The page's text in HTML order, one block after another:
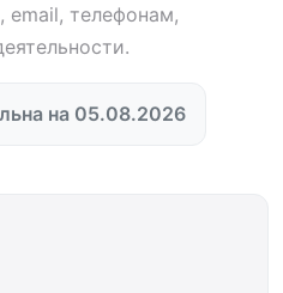
email, телефонам,
на 05.08.2026